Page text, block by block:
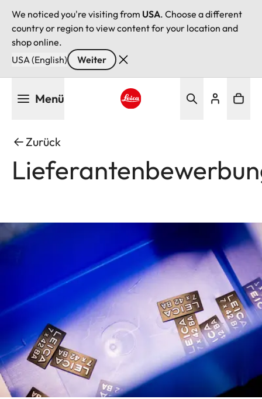
We noticed you're visiting from USA. Choose a different
country or region to view content for your location and
shop online.
USA (English)
Weiter
Menü
Zurück